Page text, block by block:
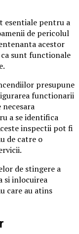
esentiale pentru a
de pericolul
acestor
sunt functionale
presupune
functionarii
a se identifica
inspectii pot fi
de catre o
de stingere a
si inlocuirea
care au atins